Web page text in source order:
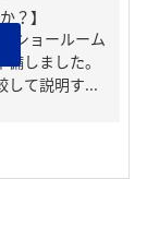
？】
ショールーム
しました。
して説明す...